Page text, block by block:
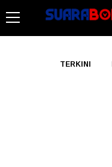
TERKINI